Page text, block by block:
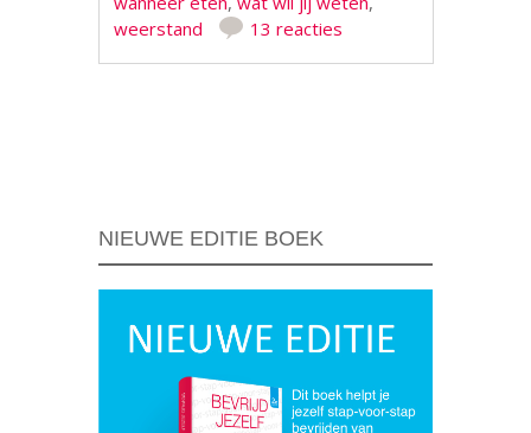
weerstand
13 reacties
NIEUWE EDITIE BOEK